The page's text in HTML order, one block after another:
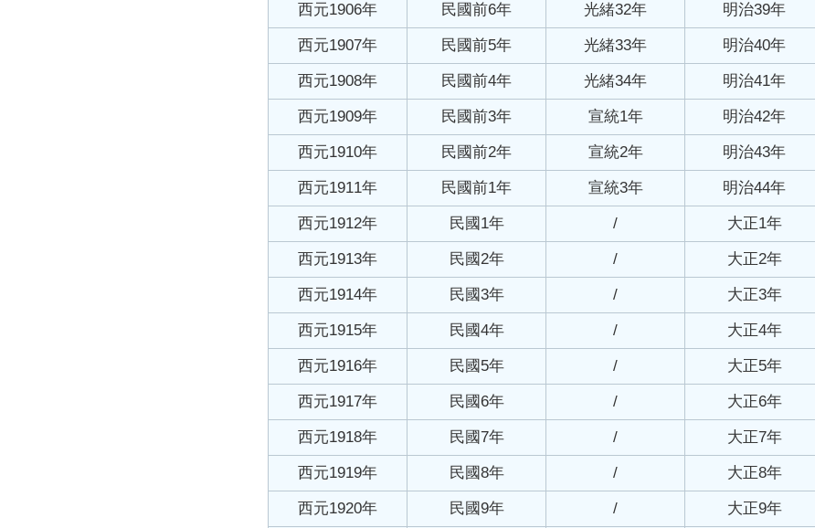
西元1906年 民國前6年 光緒32年 明治39年
西元1907年 民國前5年 光緒33年 明治40年
西元1908年 民國前4年 光緒34年 明治41年
西元1909年 民國前3年 宣統1年 明治42年
西元1910年 民國前2年 宣統2年 明治43年
西元1911年 民國前1年 宣統3年 明治44年
西元1912年 民國1年 / 大正1年
西元1913年 民國2年 / 大正2年
西元1914年 民國3年 / 大正3年
西元1915年 民國4年 / 大正4年
西元1916年 民國5年 / 大正5年
西元1917年 民國6年 / 大正6年
西元1918年 民國7年 / 大正7年
西元1919年 民國8年 / 大正8年
西元1920年 民國9年 / 大正9年